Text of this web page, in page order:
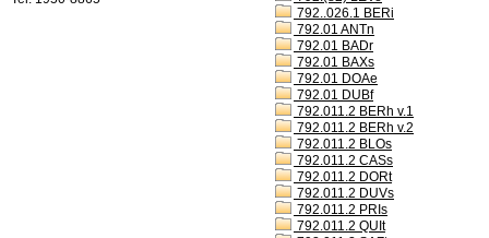
792..026.1 BERi
792.01 ANTn
792.01 BADr
792.01 BAXs
792.01 DOAe
792.01 DUBf
792.011.2 BERh v.1
792.011.2 BERh v.2
792.011.2 BLOs
792.011.2 CASs
792.011.2 DORt
792.011.2 DUVs
792.011.2 PRIs
792.011.2 QUIt